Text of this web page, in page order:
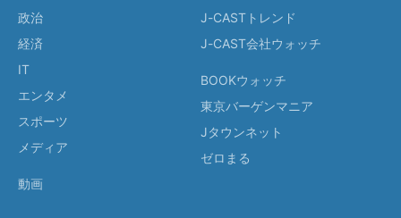
政治
経済
IT
エンタメ
スポーツ
メディア
動画
J-CASTトレンド
J-CAST会社ウォッチ
BOOKウォッチ
東京バーゲンマニア
Jタウンネット
ゼロまる